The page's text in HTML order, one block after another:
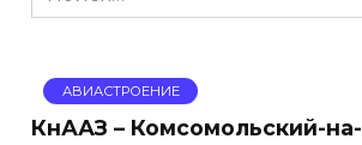
for:
АВИАСТРОЕНИЕ
КнААЗ – Комсомольский-на-